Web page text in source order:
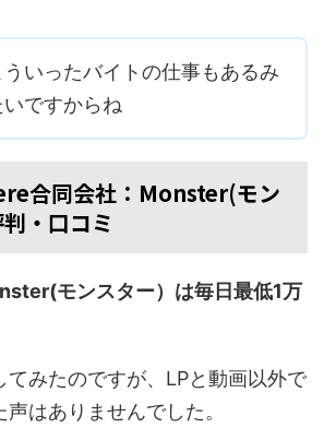
ういったバイトの仕事もあるみ
いですからね
合同会社：Monster(モン
・口コミ
モンスター）は毎日最低1万
てみたのですが、LPと動画以外で
はありませんでした。